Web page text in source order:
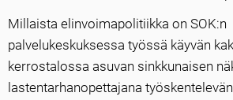
Millaista elinvoimapolitiikka on SOK:n
palvelukeskuksessa työssä käyvän
kerrostalossa asuvan sinkkunaisen
lastentarhanopettajana